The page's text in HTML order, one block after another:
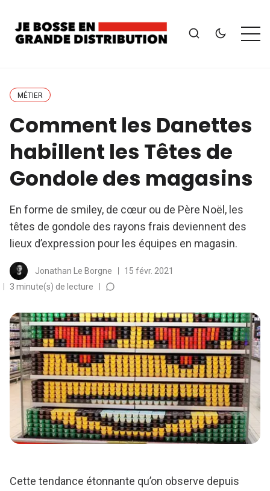
MÉTIER
Comment les Danettes
habillent les Têtes de
Gondole des magasins
En forme de smiley, de cœur ou de Père Noël, les
têtes de gondole des rayons frais deviennent des
lieux d’expression pour les équipes en magasin.
Jonathan Le Borgne
15 févr. 2021
3 minute(s) de lecture
Cette tendance étonnante qu’on observe depuis